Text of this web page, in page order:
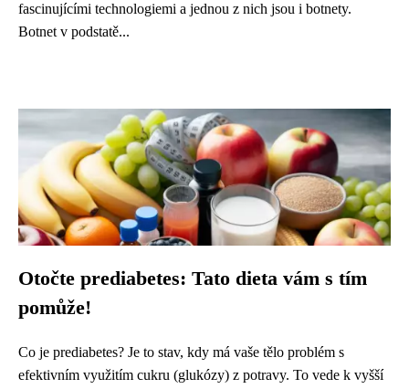
fascinujícími technologiemi a jednou z nich jsou i botnety.
Botnet v podstatě...
Otočte prediabetes: Tato dieta vám s tím
pomůže!
Co je prediabetes? Je to stav, kdy má vaše tělo problém s
efektivním využitím cukru (glukózy) z potravy. To vede k vyšší